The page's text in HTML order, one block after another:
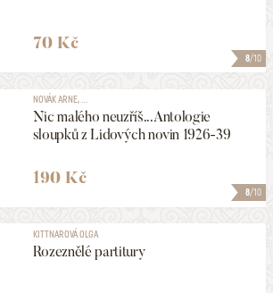
8/10
70 Kč
8/10
NOVÁK ARNE, ...
Nic malého neuzříš...Antologie
sloupků z Lidových novin 1926-39
190 Kč
KITTNAROVÁ OLGA
Rozeznělé partitury